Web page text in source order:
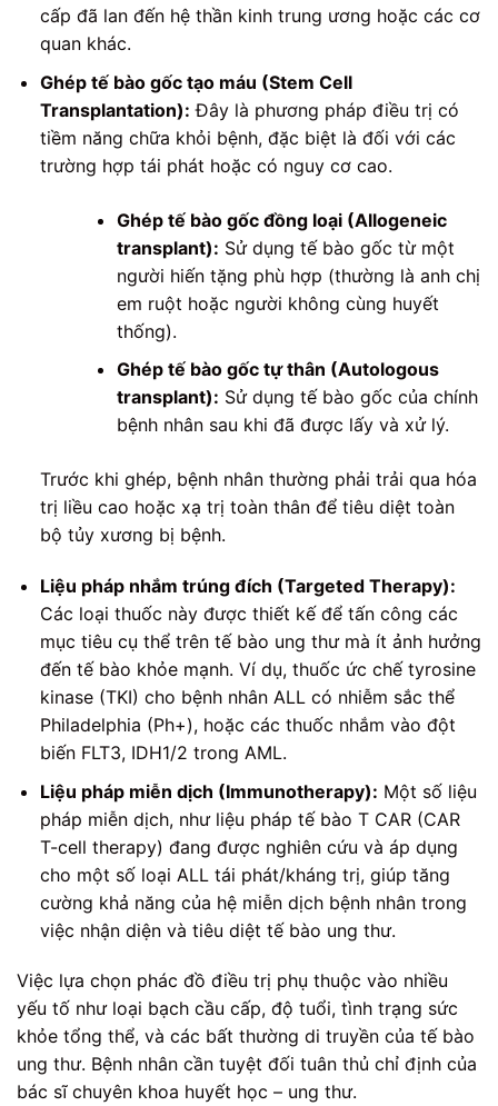
cấp đã lan đến hệ thần kinh trung ương hoặc các cơ
quan khác.
Ghép tế bào gốc tạo máu (Stem Cell
Transplantation): Đây là phương pháp điều trị có
tiềm năng chữa khỏi bệnh, đặc biệt là đối với các
trường hợp tái phát hoặc có nguy cơ cao.
Ghép tế bào gốc đồng loại (Allogeneic
transplant): Sử dụng tế bào gốc từ một
người hiến tặng phù hợp (thường là anh chị
em ruột hoặc người không cùng huyết
thống).
Ghép tế bào gốc tự thân (Autologous
transplant): Sử dụng tế bào gốc của chính
bệnh nhân sau khi đã được lấy và xử lý.
Trước khi ghép, bệnh nhân thường phải trải qua hóa
trị liều cao hoặc xạ trị toàn thân để tiêu diệt toàn
bộ tủy xương bị bệnh.
Liệu pháp nhắm trúng đích (Targeted Therapy):
Các loại thuốc này được thiết kế để tấn công các
mục tiêu cụ thể trên tế bào ung thư mà ít ảnh hưởng
đến tế bào khỏe mạnh. Ví dụ, thuốc ức chế tyrosine
kinase (TKI) cho bệnh nhân ALL có nhiễm sắc thể
Philadelphia (Ph+), hoặc các thuốc nhắm vào đột
biến FLT3, IDH1/2 trong AML.
Liệu pháp miễn dịch (Immunotherapy): Một số liệu
pháp miễn dịch, như liệu pháp tế bào T CAR (CAR
T-cell therapy) đang được nghiên cứu và áp dụng
cho một số loại ALL tái phát/kháng trị, giúp tăng
cường khả năng của hệ miễn dịch bệnh nhân trong
việc nhận diện và tiêu diệt tế bào ung thư.
Việc lựa chọn phác đồ điều trị phụ thuộc vào nhiều
yếu tố như loại bạch cầu cấp, độ tuổi, tình trạng sức
khỏe tổng thể, và các bất thường di truyền của tế bào
ung thư. Bệnh nhân cần tuyệt đối tuân thủ chỉ định của
bác sĩ chuyên khoa huyết học – ung thư.